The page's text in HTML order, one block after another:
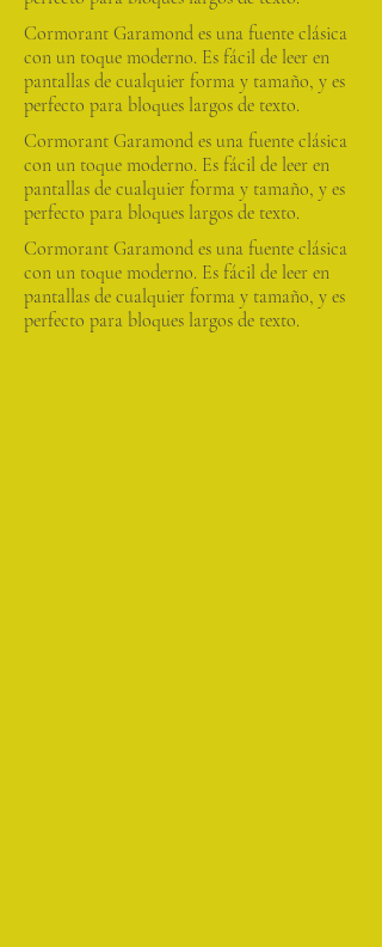
Cormorant Garamond es una fuente clásica
con un toque moderno. Es fácil de leer en
pantallas de cualquier forma y tamaño, y es
perfecto para bloques largos de texto.
Cormorant Garamond es una fuente clásica
con un toque moderno. Es fácil de leer en
pantallas de cualquier forma y tamaño, y es
perfecto para bloques largos de texto.
Cormorant Garamond es una fuente clásica
con un toque moderno. Es fácil de leer en
pantallas de cualquier forma y tamaño, y es
perfecto para bloques largos de texto.